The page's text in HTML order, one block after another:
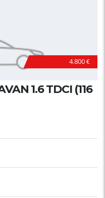
4.800 €
1.6 TDCI (116